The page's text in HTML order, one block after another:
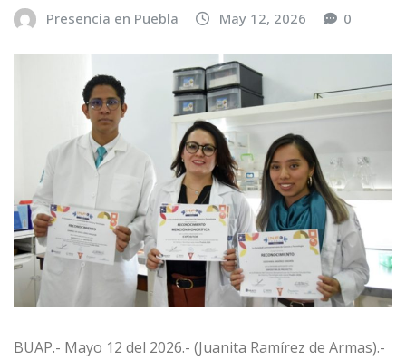
Presencia en Puebla May 12, 2026 0
BUAP.- Mayo 12 del 2026.- (Juanita Ramírez de Armas).-